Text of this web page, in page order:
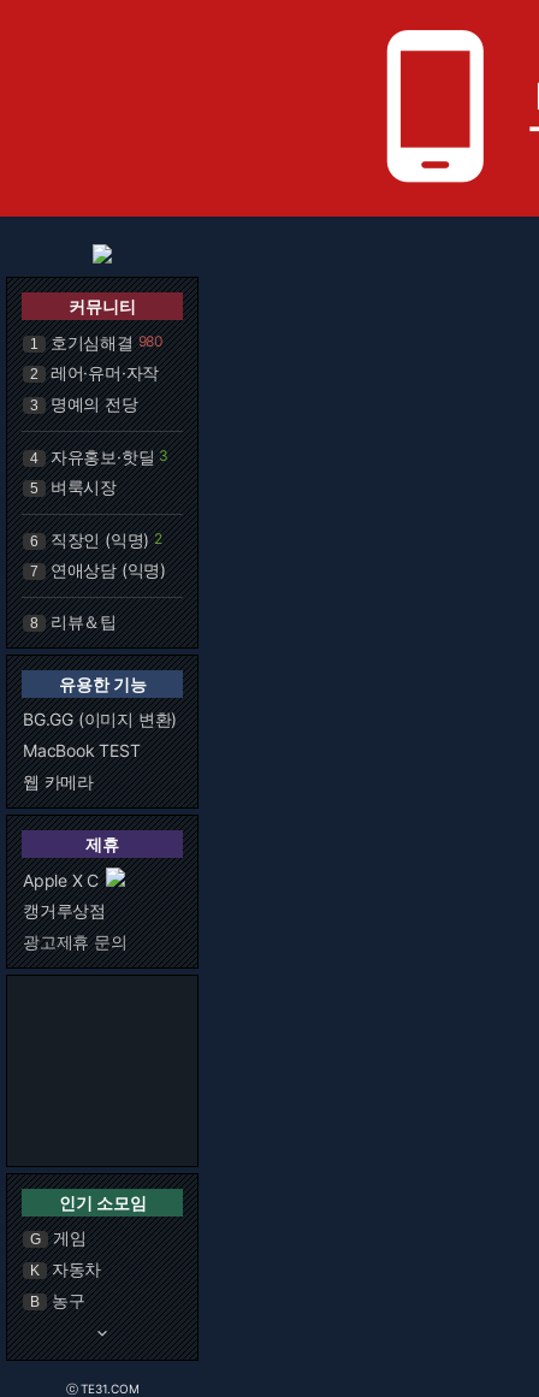
phone_android
커뮤니티
1 호기심해결 980
2 레어·유머·자작
3 명예의 전당
4 자유홍보·핫딜 3
5 벼룩시장
6 직장인 (익명) 2
7 연애상담 (익명)
8 리뷰＆팁
유용한 기능
BG.GG (이미지 변환)
MacBook TEST
웹 카메라
제휴
Apple X C
캥거루상점
광고제휴 문의
인기 소모임
G 게임
K 자동차
B 농구
keyboard_arrow_down
ⓒ TE31.COM